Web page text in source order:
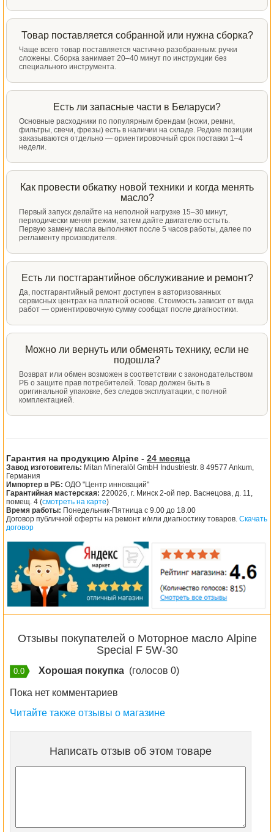
Товар поставляется собранной или нужна сборка?
Чаще всего товар поставляется частично разобранным: ручки
сложены. Сборка занимает 20–40 минут по инструкции без
специального инструмента.
Есть ли запасные части в Беларуси?
Основные расходники по популярным брендам (ножи, ремни,
фильтры, свечи, фрезы) есть в наличии на складе. Редкие позиции
заказываются отдельно — ориентировочный срок поставки 1–4
недели.
Как провести обкатку новой техники и когда менять
масло?
Первый запуск делайте на неполной нагрузке 15–30 минут,
периодически меняя режим, затем дайте двигателю остыть.
Первую замену масла выполняют после 5 часов работы, далее по
регламенту производителя.
Есть ли постгарантийное обслуживание и ремонт?
Да, постгарантийный ремонт доступен в авторизованных
сервисных центрах на платной основе. Стоимость зависит от вида
работ — ориентировочную сумму сообщат после диагностики.
Можно ли вернуть или обменять технику, если не
подошла?
Возврат или обмен возможен в соответствии с законодательством
РБ о защите прав потребителей. Товар должен быть в
оригинальной упаковке, без следов эксплуатации, с полной
комплектацией.
Гарантия на продукцию Alpine - 24 месяца
Завод изготовитель: Mitan Mineralöl GmbH Industriestr. 8 49577 Ankum,
Германия
Импортер в РБ: ОДО "Центр инноваций"
Гарантийная мастерская: 220026, г. Минск 2-ой пер. Васнецова, д. 11,
помещ. 4 (смотреть на карте)
Время работы: Понедельник-Пятница с 9.00 до 18.00
Договор публичной оферты на ремонт и/или диагностику товаров. Скачать
договор
Отзывы покупателей о Моторное масло Alpine
Special F 5W-30
0.0 Хорошая покупка (голосов 0)
Пока нет комментариев
Читайте также отзывы о магазине
Написать отзыв об этом товаре